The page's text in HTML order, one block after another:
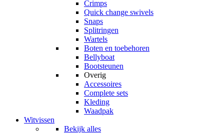
Crimps
Quick change swivels
Snaps
Splitringen
Wartels
Boten en toebehoren
Bellyboat
Bootsteunen
Overig
Accessoires
Complete sets
Kleding
Waadpak
Witvissen
Bekijk alles